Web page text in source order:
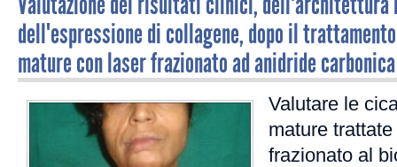
dell'espressione di collagene, dopo il
mature con laser frazionato ad anidride carbonica
Valutare le
mature
frazionato al